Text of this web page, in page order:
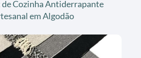
de Cozinha Antiderrapante
em Algodão